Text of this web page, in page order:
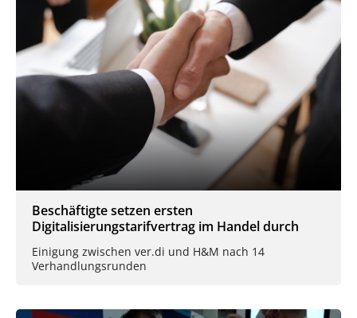
Beschäftigte setzen ersten
Digitalisierungstarifvertrag im Handel durch
Einigung zwischen ver.di und H&M nach 14
Verhandlungsrunden